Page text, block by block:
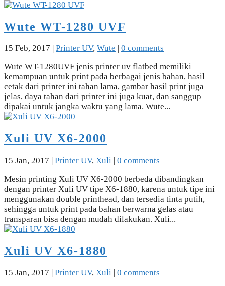
Wute WT-1280 UVF
15 Feb, 2017 Printer UV, Wute
0 comments
Wute WT-1280UVF jenis printer uv flatbed memiliki
kemampuan untuk print pada berbagai jenis bahan, hasil
cetak dari printer ini tahan lama, gambar hasil print juga
jelas, daya tahan dari printer ini juga kuat, dan sanggup
dipakai untuk jangka waktu yang lama. Wute...
Xuli UV X6-2000
15 Jan, 2017 Printer UV, Xuli 0 comments
Mesin printing Xuli UV X6-2000 berbeda dibandingkan
dengan printer Xuli UV tipe X6-1880, karena untuk tipe ini
menggunakan double printhead, dan tersedia tinta putih,
sehingga untuk print pada bahan berwarna gelas atau
transparan bisa dengan mudah dilakukan. Xuli...
Xuli UV X6-1880
15 Jan, 2017 | Printer UV, Xuli | 0 comments